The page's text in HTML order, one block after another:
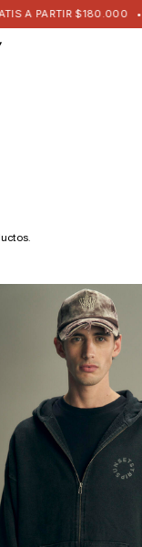
PARTIR $180.000 •